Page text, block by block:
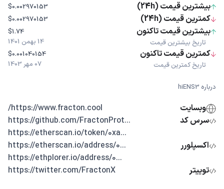
بیشترین قیمت (24h) $0.002970153
کمترین قیمت (24h) $0.002970153
بیشترین قیمت تاکنون
تاریخ بیشترین قیمت
$1.74
14 بهمن 1401
کمترین قیمت تاکنون
تاریخ کمترین قیمت
$0.001040154
07 مهر 1403
درباره hiENS3
وبسایت
https://www.fracton.cool/
سرس کد
...https://github.com/FractonProt
اکسپلورر
...https://etherscan.io/token/0xa
...https://etherscan.io/address/0
...https://ethplorer.io/address/0
توییتر
https://twitter.com/FractonX